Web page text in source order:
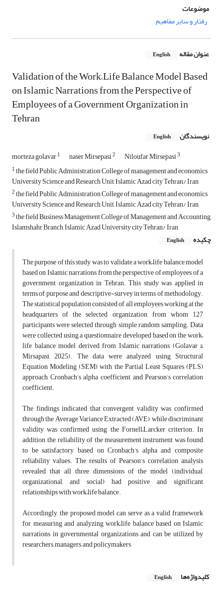
موضوعات
رفتار و سایر مفاهیم
عنوان مقاله English
Validation of the Work–Life Balance Model Based
on Islamic Narrations from the Perspective of
Employees of a Government Organization in
Tehran
نویسندگان English
morteza golavar1 naser Mirsepasi2 Niloufar Mirsepasi3
1the field Public Administration College of management and economics
University Science and Research Unit, Islamic Azad city Tehran/ Iran
2the field Public Administration College of management and economics
University Science and Research Unit, Islamic Azad city Tehran/ Iran
3the field Business Management College of Management and Accounting,
Islamshahr Branch, Islamic Azad University city Tehran/ Iran
چکیده
English
The purpose of this study was to validate a work–life balance model
based on Islamic narrations from the perspective of employees of a
government organization in Tehran. This study was applied in
terms of purpose and descriptive-survey in terms of methodology.
The statistical population consisted of all employees working at the
headquarters of the selected organization, from whom 127
participants were selected through simple random sampling. Data
were collected using a questionnaire developed based on the work–
life balance model derived from Islamic narrations (Golavar &
Mirsapasi, 2025). The data were analyzed using Structural
Equation Modeling (SEM) with the Partial Least Squares (PLS)
approach, Cronbach’s alpha coefficient, and Pearson’s correlation
coefficient.
The findings indicated that convergent validity was confirmed
through the Average Variance Extracted (AVE), while discriminant
validity was confirmed using the Fornell–Larcker criterion. In
addition, the reliability of the measurement instrument was found
to be satisfactory based on Cronbach’s alpha and composite
reliability values. The results of Pearson’s correlation analysis
revealed that all three dimensions of the model (individual,
organizational, and social) had positive and significant
relationships with work–life balance.
Accordingly, the proposed model can serve as a valid framework
for measuring and analyzing work–life balance based on Islamic
narrations in governmental organizations and can be utilized by
researchers, managers, and policymakers
کلیدواژه‌ها English